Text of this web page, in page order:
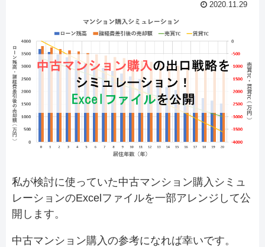
2020.11.29
私が検討に使っていた中古マンション購入シミュ
レーションのExcelファイルを一部アレンジして公
開します。
中古マンション購入の参考になれば幸いです。